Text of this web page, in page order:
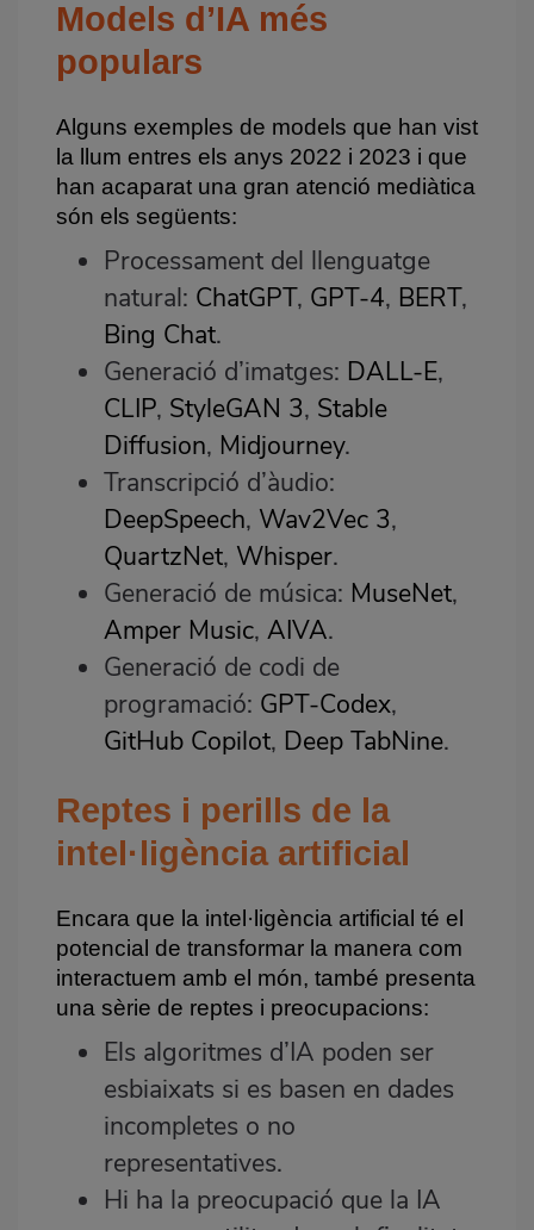
Models d’IA més
populars
Alguns exemples de models que han vist
la llum entres els anys 2022 i 2023 i que
han acaparat una gran atenció mediàtica
són els següents:
Processament del llenguatge
natural: ChatGPT, GPT-4, BERT,
Bing Chat.
Generació d’imatges: DALL-E,
CLIP, StyleGAN 3, Stable
Diffusion, Midjourney.
Transcripció d’àudio:
DeepSpeech, Wav2Vec 3,
QuartzNet, Whisper.
Generació de música: MuseNet,
Amper Music, AIVA.
Generació de codi de
programació: GPT-Codex,
GitHub Copilot, Deep TabNine.
Reptes i perills de la
intel·ligència artificial
Encara que la intel·ligència artificial té el
potencial de transformar la manera com
interactuem amb el món, també presenta
una sèrie de reptes i preocupacions:
Els algoritmes d’IA poden ser
esbiaixats si es basen en dades
incompletes o no
representatives.
Hi ha la preocupació que la IA